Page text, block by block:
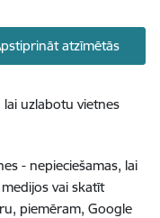
atzīmētās
lai uzlabotu vietnes
- nepieciešamas, lai
vai skatīt
piemēram, Google